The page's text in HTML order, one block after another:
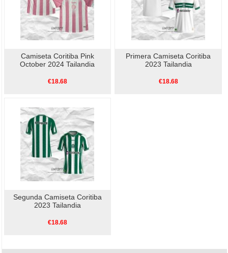
Camiseta Coritiba Pink
October 2024 Tailandia
€18.68
Primera Camiseta Coritiba
2023 Tailandia
€18.68
Segunda Camiseta Coritiba
2023 Tailandia
€18.68